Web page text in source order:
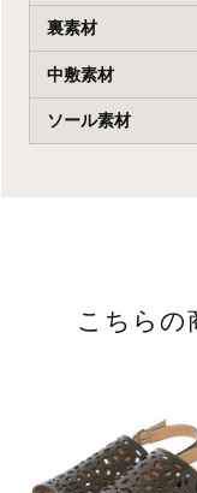
裏素材
中敷素材
ソール素材
こちらの